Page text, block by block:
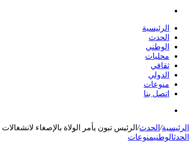
الرئيسية
الحدث
الوطني
محليات
ثقافي
الدولي
منوعات
اتصل بنا
الرئيسية/ الحدث/ الرئيس تبون يأمر الولاة بالإصغاء
الحدثالوطنيمنوعات